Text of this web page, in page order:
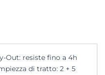
Out: resiste fino a 4h
di tratto: 2 + 5